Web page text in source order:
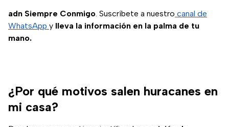
adn Siempre Conmigo. Suscríbete a nuestro canal de
WhatsApp y lleva la información en la palma de tu
mano.
¿Por qué motivos salen huracanes en
mi casa?